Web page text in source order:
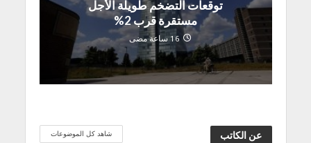
توقعات التضخم طويلة الأجل
مستقرة قرب 2%
16 ساعة مضى
عن الكاتب شاهد كل الموضوعات